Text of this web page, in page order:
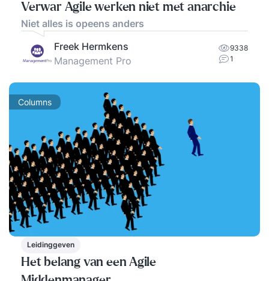
Verwar Agile werken niet met anarchie
Niet alles is opeens anders
Freek Hermkens
Management Pro
9338
1
Columns
Leidinggeven
Het belang van een Agile